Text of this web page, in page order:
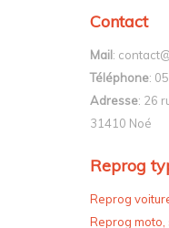
Contact
Mail:
Téléphone:
Adresse: 26
31410 Noé
Reprog
Reprog
Reprog